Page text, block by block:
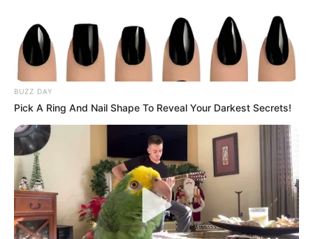
BUZZ DAY
Pick A Ring And Nail Shape To Reveal Your Darkest Secrets!